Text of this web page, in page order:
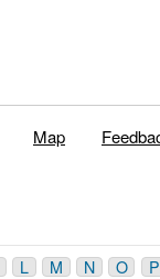
Map
L M N O P